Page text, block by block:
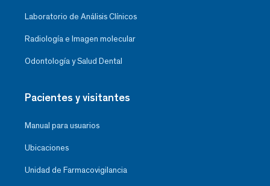
Laboratorio de Análisis Clínicos
Radiología e Imagen molecular
Odontología y Salud Dental
Pacientes y visitantes
Manual para usuarios
Ubicaciones
Unidad de Farmacovigilancia